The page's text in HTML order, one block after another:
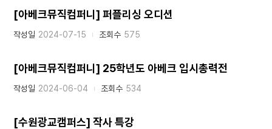
[아베크뮤직컴퍼니] 퍼플리싱 오디션
작성일 2024-07-15 조회수 575
[아베크뮤직컴퍼니] 25학년도 아베크 입시총력전
작성일 2024-06-04 조회수 534
[수원광교캠퍼스] 작사 특강